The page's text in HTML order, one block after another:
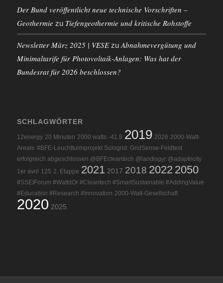
Der Bund veröffentlicht neue technische Vorschriften –
Geothermie zu Tiefengeothermie und kritische Rohstoffe
Newsletter März 2025 | VESEzu Abnahmevergütung und
Minimaltarife für Photovoltaik-Anlagen: Was hat der
Bundesrat für 2026 beschlossen?
SCHLAGWÖRTER
12energy 20 Minuten 2000 watts -41.8 2019 2026 2000-Watt-
Areale #BFE-Leuchtturmprojekt Sologrid: GridSense-Feldtest
erfolgreich abgeschlossen @BFEcleantech @landisgyr @adaptricity
1er avril
125 2. Etappe 2021 2017 2018 2022 2050
#SSEIForum #WattdOr #Cleantech #SmartSustainable #AddingValue
#Education #Research #Innovation 2000-Watt-Gesellschaft
2020 2025